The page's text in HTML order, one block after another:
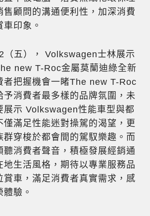
售顧問的溝通便利性，加深消費
印象。
（五）， Volkswagen士林展示
new T-Roc金屬莫蘭迪綠全新
者把握機會一睹The new T-Roc
予消費者最多樣的品牌氛圍，未
展示 Volkswagen性能車型與都
僅滿足性能迷對操駕的渴望，更
群穿梭於都會間的駕馭樂趣。而
聽消費者聲音，積極發展經銷通
地生活風格，期待以專業服務品
賞車，滿足消費者真實需求，感
驗。